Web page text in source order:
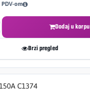
PDV-om
Dodaj u korpu
Brzi pregled